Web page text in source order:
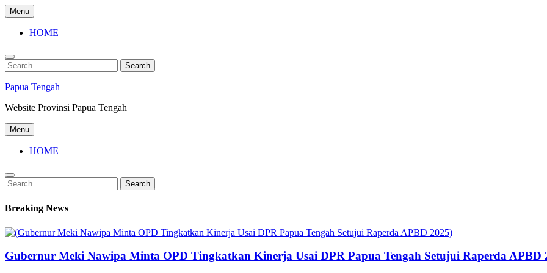
Skip
to
content
Menu
HOME
Search
for:
Search
Papua Tengah
Website Provinsi Papua Tengah
Menu
HOME
Search
for:
Search
Breaking News
Gubernur Meki Nawipa Minta OPD Tingkatkan Kinerja Usai DPR Papua Tengah Setujui Raperda APBD